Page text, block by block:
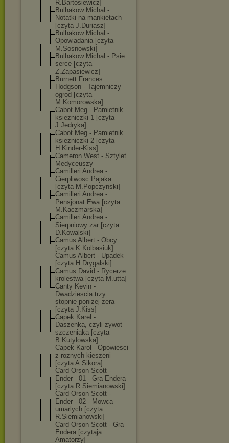
R.Bartosiewicz]
Bulhakow Michal -
Notatki na mankietach
[czyta J.Duriasz]
Bulhakow Michal -
Opowiadania [czyta
M.Sosnowski]
Bulhakow Michal - Psie
serce [czyta
Z.Zapasiewicz]
Burnett Frances
Hodgson - Tajemniczy
ogrod [czyta
M.Komorowska]
Cabot Meg - Pamietnik
ksiezniczki 1 [czyta
J.Jedryka]
Cabot Meg - Pamietnik
ksiezniczki 2 [czyta
H.Kinder-Kiss]
Cameron West - Sztylet
Medyceuszy
Camilleri Andrea -
Cierpliwosc Pajaka
[czyta M.Popczynski]
Camilleri Andrea -
Pensjonat Ewa [czyta
M.Kaczmarska]
Camilleri Andrea -
Sierpniowy zar [czyta
D.Kowalski]
Camus Albert - Obcy
[czyta K.Kolbasiuk]
Camus Albert - Upadek
[czyta H.Drygalski]
Camus David - Rycerze
krolestwa [czyta M.utta]
Canty Kevin -
Dwadziescia trzy
stopnie ponizej zera
[czyta J.Kiss]
Capek Karel -
Daszenka, czyli zywot
szczeniaka [czyta
B.Kutylowska]
Capek Karol - Opowiesci
z roznych kieszeni
[czyta A.Sikora]
Card Orson Scott -
Ender - 01 - Gra Endera
[czyta R.Siemianowski]
Card Orson Scott -
Ender - 02 - Mowca
umarlych [czyta
R.Siemianowski]
Card Orson Scott - Gra
Endera [czytaja
Amatorzy]